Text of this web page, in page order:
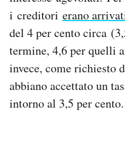
i creditori erano
del 4 per cento circa
termine, 4,6 per quelli
invece, come richiesto
abbiano accettato un
intorno al 3,5 per cento.